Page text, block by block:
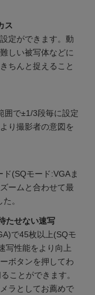
ス
定ができます。動
しい被写体などに
ちんと捉えること
囲で±1/3段毎に設定
り撮影者の意図を
(SQモード:VGAま
ームと合わせて最
。
たせない速写
で45枚以上(SQモ
写性能をより向上
ボタンを押してわ
ことができます。
ラとしてお薦めで